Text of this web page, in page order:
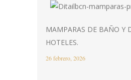
MAMPARAS DE BAÑO Y
HOTELES.
26 febrero, 2026